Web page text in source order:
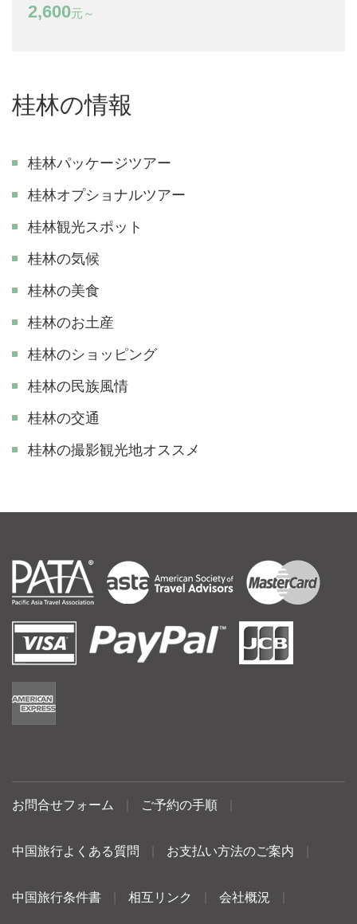
2,600元～
桂林の情報
桂林パッケージツアー
桂林オプショナルツアー
桂林観光スポット
桂林の気候
桂林の美食
桂林のお土産
桂林のショッピング
桂林の民族風情
桂林の交通
​桂林の撮影観光地オススメ
お問合せフォーム ご予約の手順
中国旅行よくある質問 お支払い方法のご案内
中国旅行条件書 相互リンク 会社概況